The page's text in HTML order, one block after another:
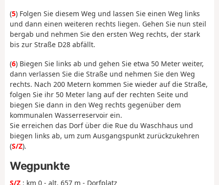
(5) Folgen Sie diesem Weg und lassen Sie einen Weg links
und dann einen weiteren rechts liegen. Gehen Sie nun steil
bergab und nehmen Sie den ersten Weg rechts, der stark
bis zur Straße D28 abfällt.
(6) Biegen Sie links ab und gehen Sie etwa 50 Meter weiter,
dann verlassen Sie die Straße und nehmen Sie den Weg
rechts. Nach 200 Metern kommen Sie wieder auf die Straße,
folgen Sie ihr 50 Meter lang auf der rechten Seite und
biegen Sie dann in den Weg rechts gegenüber dem
kommunalen Wasserreservoir ein.
Sie erreichen das Dorf über die Rue du Waschhaus und
biegen links ab, um zum Ausgangspunkt zurückzukehren
(S/Z).
Wegpunkte
S/Z : km 0 - alt. 657 m - Dorfplatz